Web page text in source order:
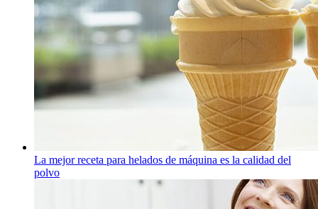
La mejor receta para helados de máquina es la calidad del
polvo